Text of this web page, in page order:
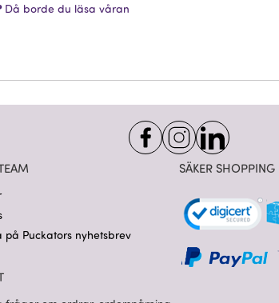
Då borde du läsa våran
på Puckators nyhetsbrev
SÄKER SHOPPING